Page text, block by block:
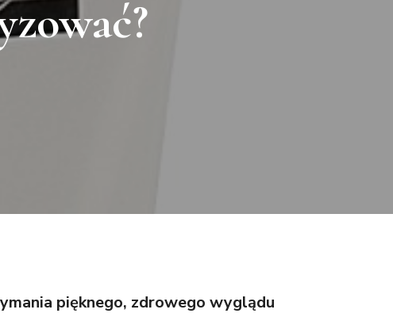
pięknego, zdrowego wyglądu